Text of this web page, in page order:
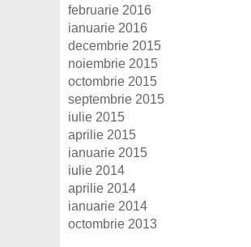
februarie 2016
ianuarie 2016
decembrie 2015
noiembrie 2015
octombrie 2015
septembrie 2015
iulie 2015
aprilie 2015
ianuarie 2015
iulie 2014
aprilie 2014
ianuarie 2014
octombrie 2013